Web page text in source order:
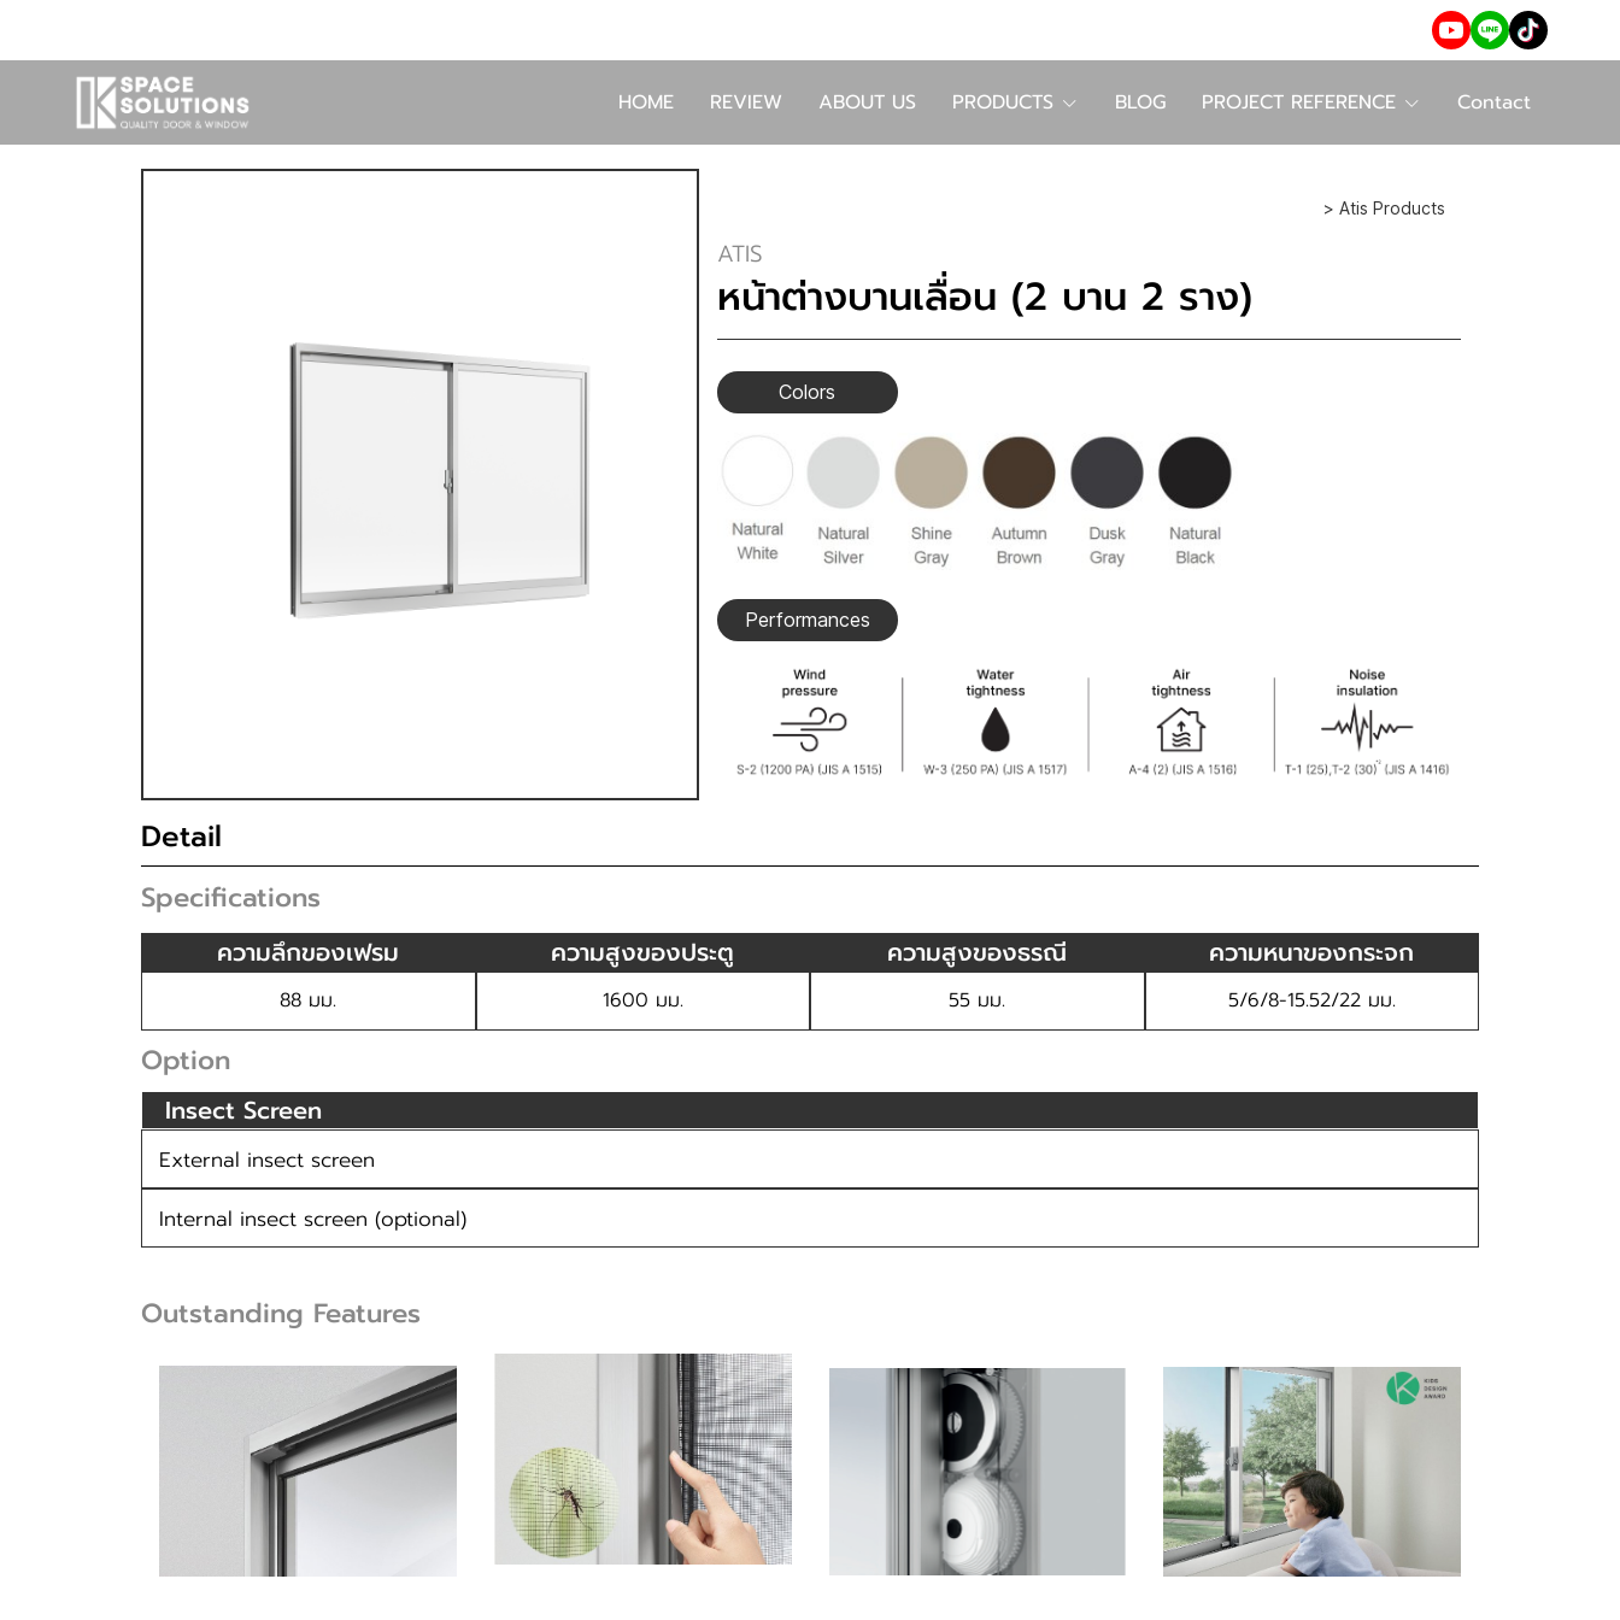
HOME REVIEW ABOUT US PRODUCTS BLOG PROJECT REFERENCE Contact
> Atis Products
ATIS
หน้าต่างบานเลื่อน (2 บาน 2 ราง)
Colors
Performances
Detail
Specifications
ความลึกของเฟรม ความสูงของประตู ความสูงของธรณี ความหนาของกระจก
88 มม. 1600 มม. 55 มม. 5/6/8-15.52/22 มม.
Option
Insect Screen
External insect screen
Internal insect screen (optional)
Outstanding Features